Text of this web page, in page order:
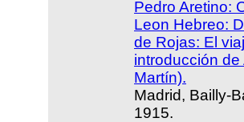
Pedro Aretino:
Leon Hebreo:
de Rojas: El
introducción
Martín).
Madrid, Bailly-
1915.